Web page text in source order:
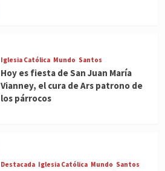
Iglesia Católica Mundo Santos
Hoy es fiesta de San Juan María
Vianney, el cura de Ars patrono de
los párrocos
Destacada Iglesia Católica Mundo Santos